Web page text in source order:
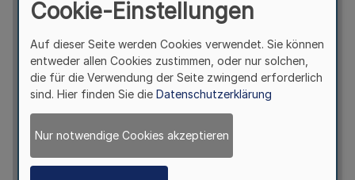
Cookie-Einstellungen
Auf dieser Seite werden Cookies verwendet. Sie können
entweder allen Cookies zustimmen, oder nur solchen,
die für die Verwendung der Seite zwingend erforderlich
sind. Hier finden Sie die Datenschutzerklärung
Nur notwendige Cookies akzeptieren